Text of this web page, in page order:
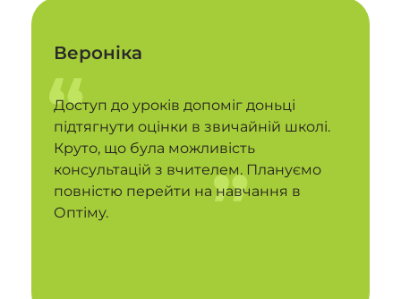
Вероніка
Доступ до уроків допоміг доньці
підтягнути оцінки в звичайній школі.
Круто, що була можливість
консультацій з вчителем. Плануємо
повністю перейти на навчання в
Оптіму.